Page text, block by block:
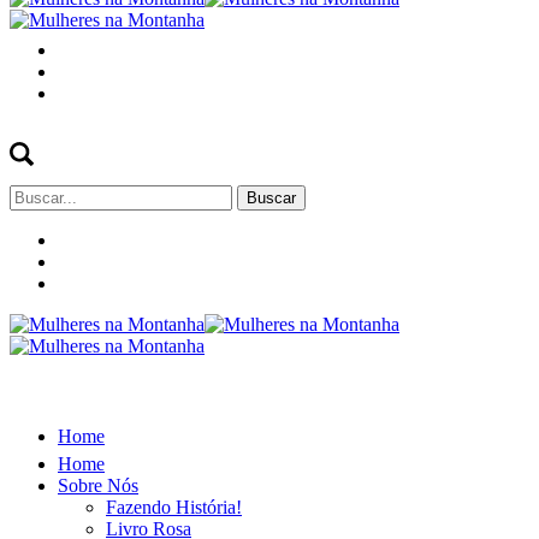
Buscar
por:
Home
Home
Sobre Nós
Fazendo História!
Livro Rosa